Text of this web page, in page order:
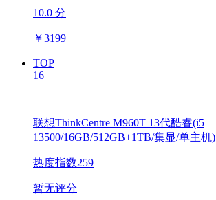
10.0 分
￥3199
TOP
16
联想ThinkCentre M960T 13代酷睿(i5
13500/16GB/512GB+1TB/集显/单主机)
热度指数259
暂无评分